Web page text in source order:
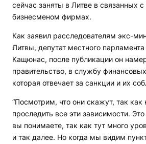
сейчас заняты в Литве в связанных
бизнесменом фирмах.
Как заявил расследователям экс-
Литвы, депутат местного
Кащюнас, после публикации он
правительство, в службу
которая отвечает за санкции и их
“Посмотрим, что они скажут, так как
проследить все эти зависимости.
вы понимаете, так как тут много
и так далее. Но когда мы видим